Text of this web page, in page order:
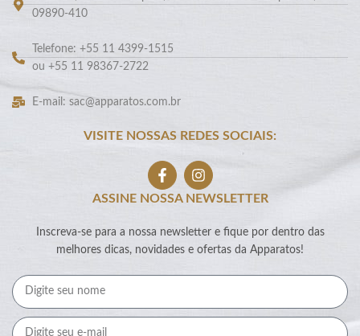
09890-410
Telefone: +55 11 4399-1515
ou +55 11 98367-2722
E-mail: sac@apparatos.com.br
VISITE NOSSAS REDES SOCIAIS:
ASSINE NOSSA NEWSLETTER
Inscreva-se para a nossa newsletter e fique por dentro das
melhores dicas, novidades e ofertas da Apparatos!